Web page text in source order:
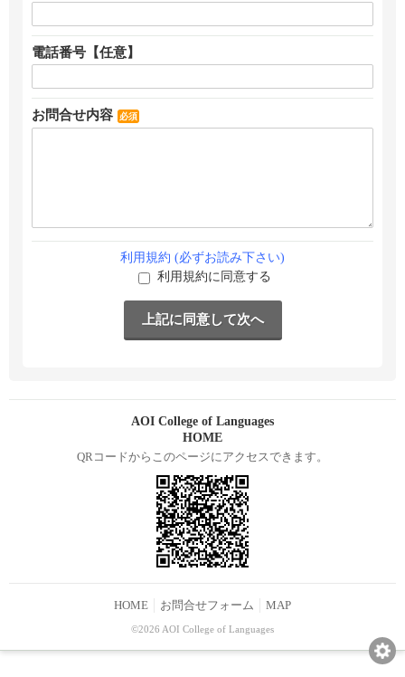
電話番号【任意】
お問合せ内容 必須
利用規約 (必ずお読み下さい)
利用規約に同意する
AOI College of Languages
HOME
QRコードからこのページにアクセスできます。
HOME お問合せフォーム MAP
©2026 AOI College of Languages